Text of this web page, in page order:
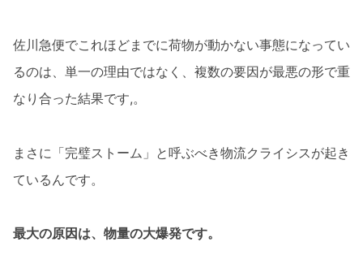
佐川急便でこれほどまでに荷物が動かない事態になってい
るのは、単一の理由ではなく、複数の要因が最悪の形で重
なり合った結果です,。
まさに「完璧ストーム」と呼ぶべき物流クライシスが起き
ているんです。
最大の原因は、物量の大爆発です。